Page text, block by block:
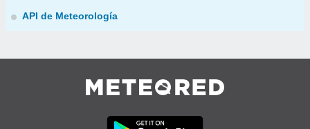
API de Meteorología